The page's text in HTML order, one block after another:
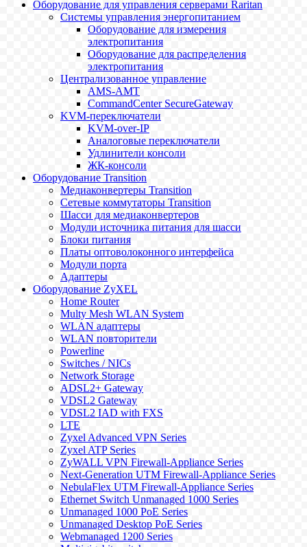
Оборудование для управления серверами Raritan
Системы управления энергопитанием
Оборудование для измерения
электропитания
Оборудование для распределения
электропитания
Централизованное управление
AMS-AMT
CommandCenter SecureGateway
KVM-переключатели
KVM-over-IP
Аналоговые переключатели
Удлинители консоли
ЖК-консоли
Оборудование Transition
Медиаконвертеры Transition
Сетевые коммутаторы Transition
Шасси для медиаконвертеров
Модули источника питания для шасси
Блоки питания
Платы оптоволоконного интерфейса
Модули порта
Адаптеры
Оборудование ZyXEL
Home Router
Multy Mesh WLAN System
WLAN адаптеры
WLAN повторители
Powerline
Switches / NICs
Network Storage
ADSL2+ Gateway
VDSL2 Gateway
VDSL2 IAD with FXS
LTE
Zyxel Advanced VPN Series
Zyxel ATP Series
ZyWALL VPN Firewall-Appliance Series
Next-Generation UTM Firewall-Appliance Series
NebulaFlex UTM Firewall-Appliance Series
Ethernet Switch Unmanaged 1000 Series
Unmanaged 1000 PoE Series
Unmanaged Desktop PoE Series
Webmanaged 1200 Series